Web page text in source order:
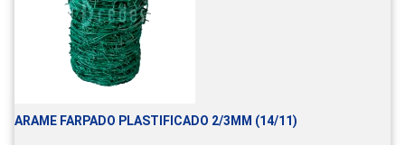
ARAME FARPADO PLASTIFICADO 2/3MM (14/11)